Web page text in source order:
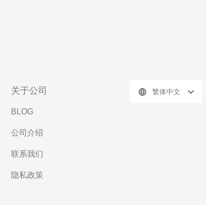
关于公司
BLOG
公司介绍
联系我们
隐私政策
繁体中文